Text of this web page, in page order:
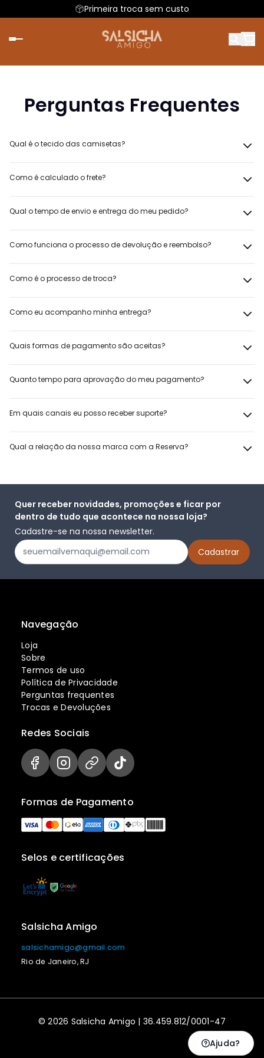
Primeira troca sem custo
Perguntas Frequentes
Qual é o tecido das camisetas?
Como é calculado o frete?
Qual o tempo de envio e entrega do meu pedido?
Como funciona o processo de devolução e reembolso?
Como é o processo de troca?
Como eu acompanho minha entrega?
Quais formas de pagamento são aceitas?
Quanto tempo para aprovação do meu pagamento?
Em quais canais eu posso receber suporte?
Qual a relação da nossa marca com a Reserva?
Quer receber novidades, promoções e ficar por
dentro de tudo que acontece na nossa loja?
Cadastre-se na nossa newsletter.
Navegação
Loja
Sobre
Termos de uso
Política de Privacidade
Perguntas frequentes
Trocas e Devoluções
Selos e certificações
Formas de Pagamento
Redes Sociais
Salsicha Amigo
salsichamigo@gmail.com
Rio de Janeiro, RJ
© 2026 Salsicha Amigo | 36.459.812/0001-47
Ajuda?